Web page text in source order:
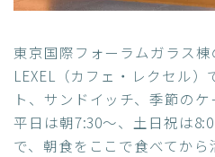
東京国際フォーラムガラス棟
LEXEL（カフェ・レクセル
ト、サンドイッチ、季節のケ
平日は朝7:30〜、土日祝は
で、朝食をここで食べてか